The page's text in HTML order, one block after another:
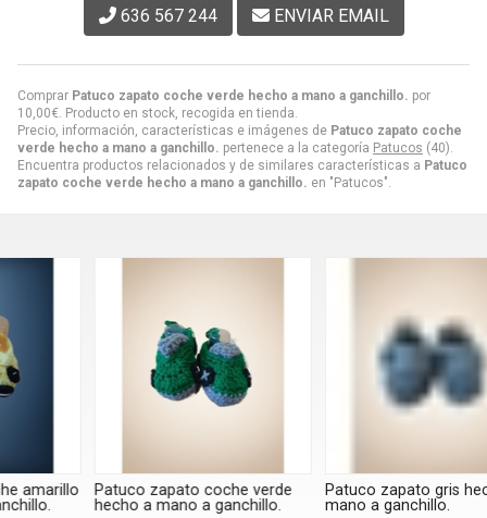
Comprar Patuco zapato coche verde hecho a mano a ganchillo. por
10,00€ . Producto en stock, recogida en tienda.
Precio, información, características e imágenes de Patuco zapato coche
verde hecho a mano a ganchillo. pertenece a la categoría Patucos (40).
Encuentra productos relacionados y de similares características a Patuco
zapato coche verde hecho a mano a ganchillo. en "Patucos".
636 567 244 ENVIAR EMAIL
Patuco zapato coche verde
hecho a mano a ganchillo.
Patuco zapato gris hecho a
mano a ganchillo.